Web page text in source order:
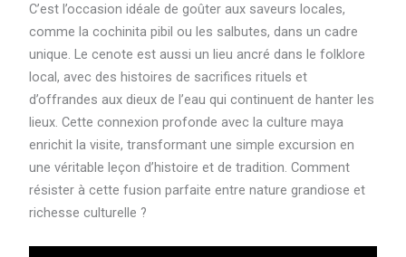
C’est l’occasion idéale de goûter aux saveurs locales,
comme la cochinita pibil ou les salbutes, dans un cadre
unique. Le cenote est aussi un lieu ancré dans le folklore
local, avec des histoires de sacrifices rituels et
d’offrandes aux dieux de l’eau qui continuent de hanter les
lieux. Cette connexion profonde avec la culture maya
enrichit la visite, transformant une simple excursion en
une véritable leçon d’histoire et de tradition. Comment
résister à cette fusion parfaite entre nature grandiose et
richesse culturelle ?